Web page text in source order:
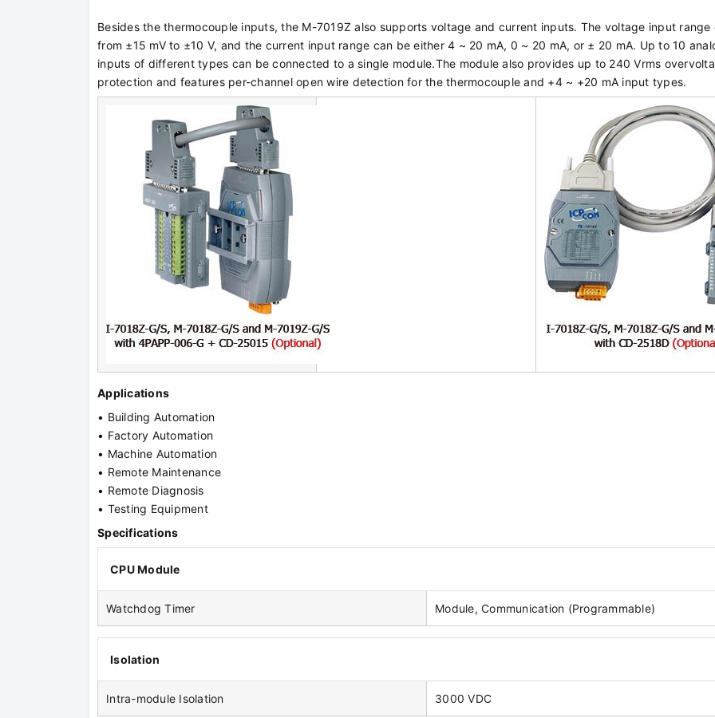
Besides the thermocouple inputs, the M-7019Z also supports voltage and current inputs. The voltage input range
from ±15 mV to ±10 V, and the current input range can be either 4 ~ 20 mA, 0 ~ 20 mA, or ± 20 mA. Up to 10
inputs of different types can be connected to a single module.The module also provides up to 240 Vrms
protection and features per-channel open wire detection for the thermocouple and +4 ~ +20 mA input types.
Applications
• Building Automation
• Factory Automation
• Machine Automation
• Remote Maintenance
• Remote Diagnosis
• Testing Equipment
Specifications
CPU Module
Watchdog Timer Module, Communication (Programmable)
Isolation
Intra-module Isolation 3000 VDC